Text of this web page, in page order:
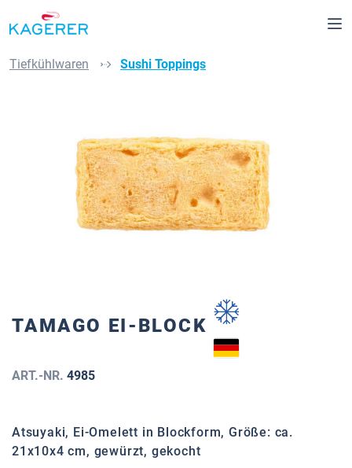
springen
Tiefkühlwaren Sushi Toppings
TAMAGO EI-BLOCK
ART.-NR. 4985
Atsuyaki, Ei-Omelett in Blockform, Größe: ca.
21x10x4 cm, gewürzt, gekocht